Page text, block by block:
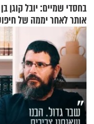
אותר לאחר יממה של